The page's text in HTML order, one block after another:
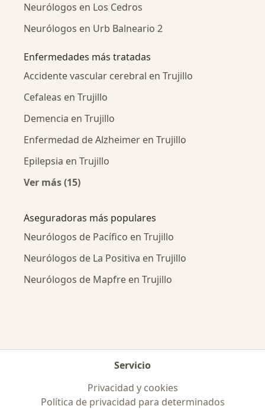
Neurólogos en Los Cedros
Neurólogos en Urb Balneario 2
Enfermedades más tratadas
Accidente vascular cerebral en Trujillo
Cefaleas en Trujillo
Demencia en Trujillo
Enfermedad de Alzheimer en Trujillo
Epilepsia en Trujillo
Ver más (15)
Aseguradoras más populares
Neurólogos de Pacífico en Trujillo
Neurólogos de La Positiva en Trujillo
Neurólogos de Mapfre en Trujillo
Servicio
Privacidad y cookies
Política de privacidad para determinados